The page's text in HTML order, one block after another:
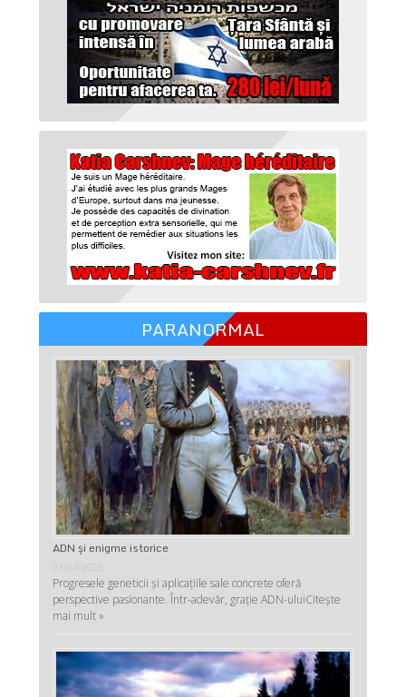
PARANORMAL
ADN şi enigme istorice
01/07/2025
Progresele geneticii şi aplicaţiile sale concrete oferă
perspective pasionante. Într-adevăr, graţie ADN-uluiCitește
mai mult »